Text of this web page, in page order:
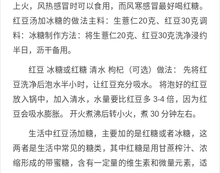
上火，风热感冒时可以食用，而风寒感冒最好喝红糖。
红豆汤加冰糖的做法主料：生薏仁20克、红豆30克调
料：冰糖制作方法：将生薏仁20克、红豆30克洗净浸约
半日，沥干备用。
红豆 冰糖或红糖 清水 枸杞（可选）做法： 先将红
豆洗净后泡水半小时，让红豆充分吸水。 将泡好的红豆
放入锅中，加入清水，水量要比红豆多 3-4 倍，因为红
豆会吸水膨胀。 开火煮沸后转小火，煮 30 分钟左右。
生活中红豆汤加糖，主要加的是红糖或者冰糖，这
两者是生活中常见的糖类，其中红糖是用甘蔗榨汁、浓
缩形成的带蜜糖，含有一定量的维生素和微量元素，适